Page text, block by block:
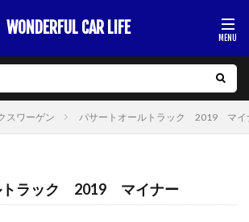
WONDERFUL CAR LIFE
スワーゲン パサートオールトラック 2019 マイ
トラック 2019 マイナー